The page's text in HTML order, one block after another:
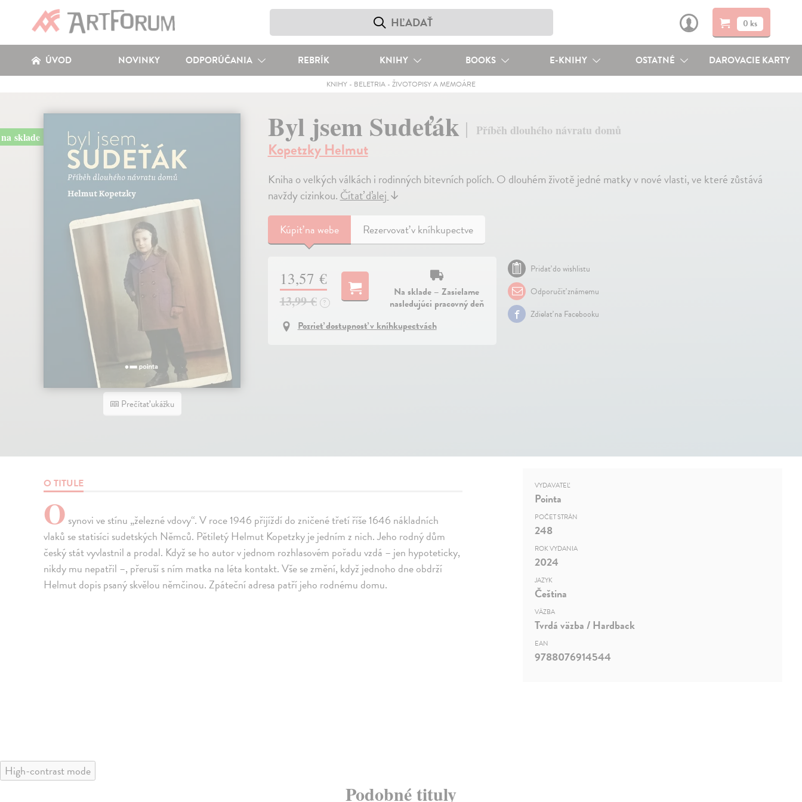
0 ks
ÚVOD NOVINKY ODPORÚČANIA REBRÍK KNIHY BOOKS E-KNIHY OSTATNÉ DAROVACIE KARTY
KNIHY- BELETRIA- ŽIVOTOPISY A MEMOÁRE
na sklade
Prečítať ukážku
Byl jsem Sudeťák Příběh dlouhého návratu domů
Kopetzky Helmut
Kniha o velkých válkách i rodinných bitevních polích. O dlouhém životě jedné matky v nové vlasti, ve které zůstává
navždy cizinkou.Čítať ďalej↓
Kúpiťna webe Rezervovať v kníhkupectve
13,57 €
13,99 € ?
Na sklade – Zasielame
nasledujúci pracovný deň
Pozrieť dostupnosť v kníhkupectvách
Pridať do wishlistu
Odporučiť známemu
Zdielať na Facebooku
O TITULE
O synovi ve stínu „železné vdovy“. V roce 1946 přijíždí do zničené třetí říše 1646 nákladních
vlaků se statisíci sudetských Němců. Pětiletý Helmut Kopetzky je jedním z nich. Jeho rodný dům
český stát vyvlastnil a prodal. Když se ho autor v jednom rozhlasovém pořadu vzdá – jen hypoteticky,
nikdy mu nepatřil –, přeruší s ním matka na léta kontakt. Vše se změní, když jednoho dne obdrží
Helmut dopis psaný skvělou němčinou. Zpáteční adresa patří jeho rodnému domu.
VYDAVATEĽ
Pointa
POČET STRÁN
248
ROK VYDANIA
2024
JAZYK
Čeština
VÄZBA
Tvrdá väzba / Hardback
EAN
9788076914544
High-contrast mode
Podobné tituly